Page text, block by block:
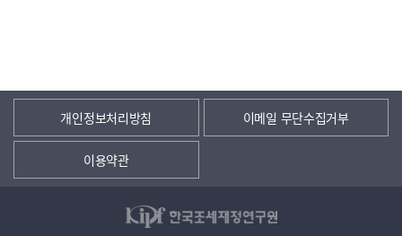
개인정보처리방침 이메일 무단수집거부
이용약관